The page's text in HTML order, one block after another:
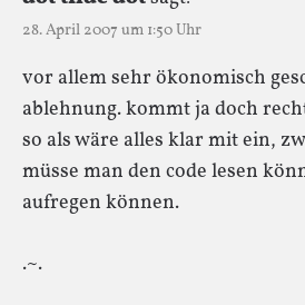
28. April 2007 um 1:50 Uhr
vor allem sehr ökonomisch
ablehnung. kommt ja doch
so als wäre alles klar mit ein,
müsse man den code lesen
aufregen können.
.~.